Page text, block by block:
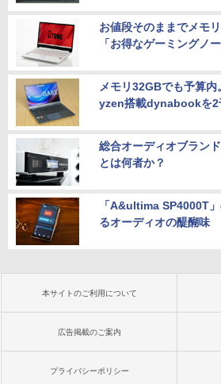
お値段そのままでメモ
「お得なゲーミングノー
メモリ32GBでも予算
yzen搭載dynabookを2
総合オーディオブラン
とは何者か？
「A&ultima SP4000T
るオーディオの醍醐味
本サイトのご利用について
広告掲載のご案内
プライバシーポリシー